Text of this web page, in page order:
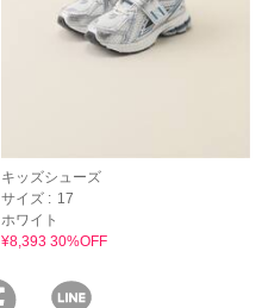
キッズシューズ
サイズ : 17
ホワイト
¥8,393 30%OFF
facebook